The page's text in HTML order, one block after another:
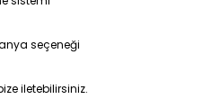
seçeneği
iletebilirsiniz.